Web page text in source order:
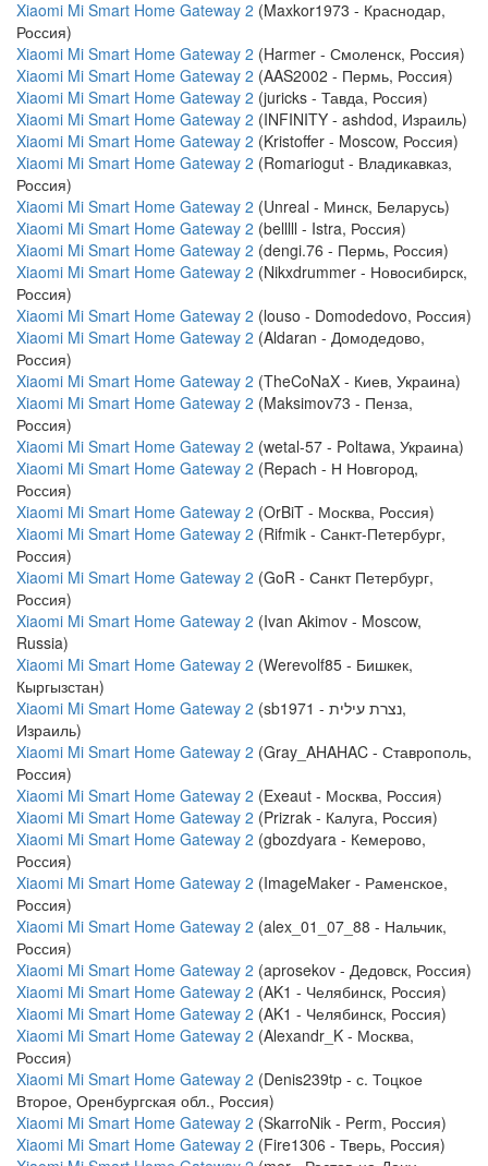
Xiaomi Mi Smart Home Gateway 2 (Maxkor1973 - Краснодар,
Россия)
Xiaomi Mi Smart Home Gateway 2 (Harmer - Смоленск, Россия)
Xiaomi Mi Smart Home Gateway 2 (AAS2002 - Пермь, Россия)
Xiaomi Mi Smart Home Gateway 2 (juricks - Тавда, Россия)
Xiaomi Mi Smart Home Gateway 2 (INFINITY - ashdod, Израиль)
Xiaomi Mi Smart Home Gateway 2 (Kristoffer - Moscow, Россия)
Xiaomi Mi Smart Home Gateway 2 (Romariogut - Владикавказ,
Россия)
Xiaomi Mi Smart Home Gateway 2 (Unreal - Минск, Беларусь)
Xiaomi Mi Smart Home Gateway 2 (belllll - Istra, Россия)
Xiaomi Mi Smart Home Gateway 2 (dengi.76 - Пермь, Россия)
Xiaomi Mi Smart Home Gateway 2 (Nikxdrummer - Новосибирск,
Россия)
Xiaomi Mi Smart Home Gateway 2 (louso - Domodedovo, Россия)
Xiaomi Mi Smart Home Gateway 2 (Aldaran - Домодедово,
Россия)
Xiaomi Mi Smart Home Gateway 2 (TheCoNaX - Киев, Украина)
Xiaomi Mi Smart Home Gateway 2 (Maksimov73 - Пенза,
Россия)
Xiaomi Mi Smart Home Gateway 2 (wetal-57 - Poltawa, Украина)
Xiaomi Mi Smart Home Gateway 2 (Repach - Н Новгород,
Россия)
Xiaomi Mi Smart Home Gateway 2 (OrBiT - Москва, Россия)
Xiaomi Mi Smart Home Gateway 2 (Rifmik - Санкт-Петербург,
Россия)
Xiaomi Mi Smart Home Gateway 2 (GoR - Санкт Петербург,
Россия)
Xiaomi Mi Smart Home Gateway 2 (Ivan Akimov - Moscow,
Russia)
Xiaomi Mi Smart Home Gateway 2 (Werevolf85 - Бишкек,
Кыргызстан)
Xiaomi Mi Smart Home Gateway 2 (sb1971 - נצרת עילית,
Израиль)
Xiaomi Mi Smart Home Gateway 2 (Gray_AHAHAC - Ставрополь,
Россия)
Xiaomi Mi Smart Home Gateway 2 (Exeaut - Москва, Россия)
Xiaomi Mi Smart Home Gateway 2 (Prizrak - Калуга, Россия)
Xiaomi Mi Smart Home Gateway 2 (gbozdyara - Кемерово,
Россия)
Xiaomi Mi Smart Home Gateway 2 (ImageMaker - Раменское,
Россия)
Xiaomi Mi Smart Home Gateway 2 (alex_01_07_88 - Нальчик,
Россия)
Xiaomi Mi Smart Home Gateway 2 (aprosekov - Дедовск, Россия)
Xiaomi Mi Smart Home Gateway 2 (AK1 - Челябинск, Россия)
Xiaomi Mi Smart Home Gateway 2 (AK1 - Челябинск, Россия)
Xiaomi Mi Smart Home Gateway 2 (Alexandr_K - Москва,
Россия)
Xiaomi Mi Smart Home Gateway 2 (Denis239tp - с. Тоцкое
Второе, Оренбургская обл., Россия)
Xiaomi Mi Smart Home Gateway 2 (SkarroNik - Perm, Россия)
Xiaomi Mi Smart Home Gateway 2 (Fire1306 - Тверь, Россия)